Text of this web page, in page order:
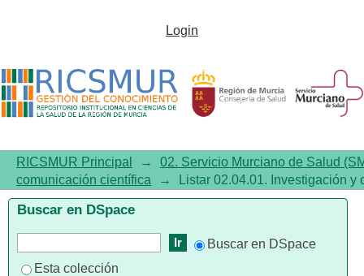
Listar 02.04.01. Investigación y
autor
Login
RICSMUR Principal →
02. Servicio Murciano de Salud
comunicación científica
→ Listar 02.04.01. Investigación
Buscar en DSpace
Buscar en DSpace
Esta colección